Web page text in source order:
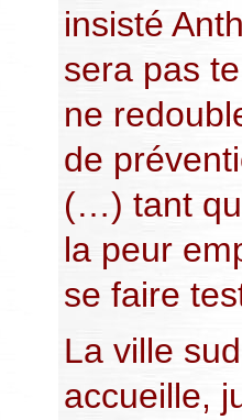
insisté
sera pas
ne
de
(…) tant
la peur
se faire
La ville
accueille,